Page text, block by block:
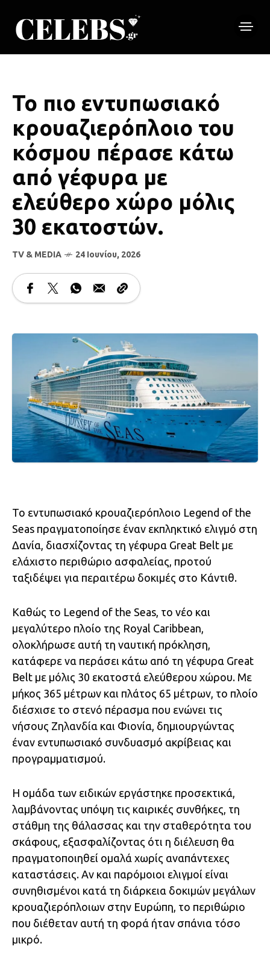
Το πιο εντυπωσιακό
κρουαζιερόπλοιο του
κόσμου πέρασε κάτω
από γέφυρα με
ελεύθερο χώρο μόλις
30 εκατοστών.
TV & MEDIA 24 Ιουνίου, 2026
Το εντυπωσιακό κρουαζιερόπλοιο Legend of the
Seas πραγματοποίησε έναν εκπληκτικό ελιγμό στη
Δανία, διασχίζοντας τη γέφυρα Great Belt με
ελάχιστο περιθώριο ασφαλείας, προτού
ταξιδέψει για περαιτέρω δοκιμές στο Κάντιθ.
Καθώς το Legend of the Seas, το νέο και
μεγαλύτερο πλοίο της Royal Caribbean,
ολοκλήρωσε αυτή τη ναυτική πρόκληση,
κατάφερε να περάσει κάτω από τη γέφυρα Great
Belt με μόλις 30 εκατοστά ελεύθερου χώρου. Με
μήκος 365 μέτρων και πλάτος 65 μέτρων, το πλοίο
διέσχισε το στενό πέρασμα που ενώνει τις
νήσους Ζηλανδία και Φιονία, δημιουργώντας
έναν εντυπωσιακό συνδυασμό ακρίβειας και
προγραμματισμού.
Η ομάδα των ειδικών εργάστηκε προσεκτικά,
λαμβάνοντας υπόψη τις καιρικές συνθήκες, τη
στάθμη της θάλασσας και την σταθερότητα του
σκάφους, εξασφαλίζοντας ότι η διέλευση θα
πραγματοποιηθεί ομαλά χωρίς αναπάντεχες
καταστάσεις. Αν και παρόμοιοι ελιγμοί είναι
συνηθισμένοι κατά τη διάρκεια δοκιμών μεγάλων
κρουαζιερόπλοιων στην Ευρώπη, το περιθώριο
που διέθεταν αυτή τη φορά ήταν σπάνια τόσο
μικρό.